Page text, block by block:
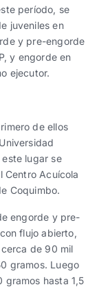
período, se
juveniles en
y pre-engorde
y engorde en
ejecutor.
de ellos
lugar se
Centro Acuícola
Coquimbo.
engorde y pre-
flujo abierto,
de 90 mil
gramos. Luego
hasta 1,5